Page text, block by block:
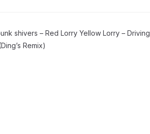
shivers – Red Lorry Yellow Lorry – Driving
Remix)